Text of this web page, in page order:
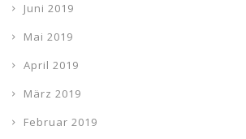
Juni 2019
Mai 2019
April 2019
März 2019
Februar 2019